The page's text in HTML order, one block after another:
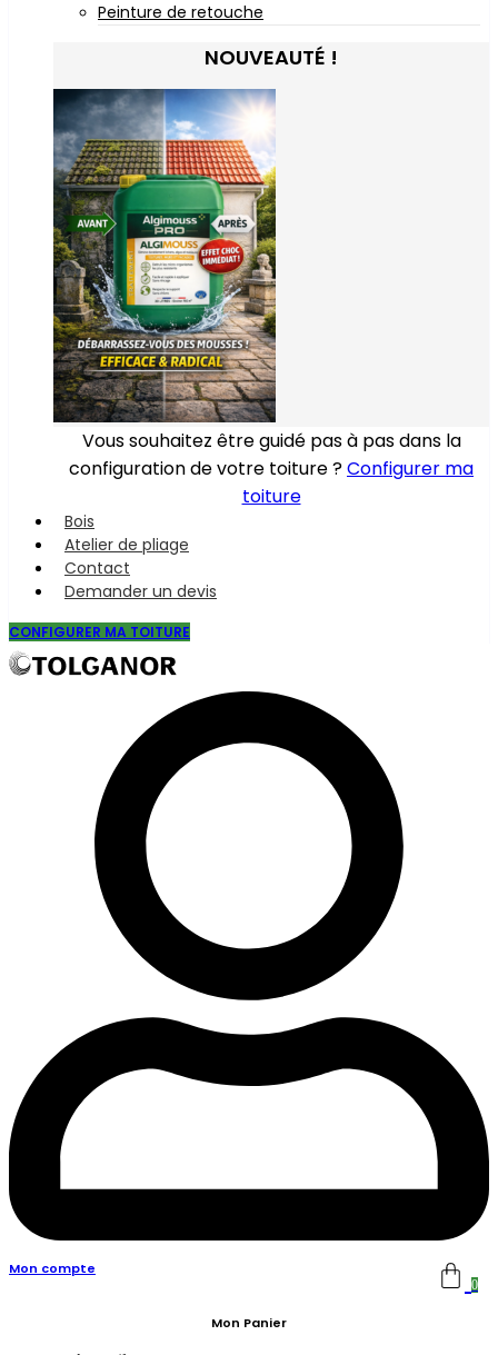
Peinture de retouche
NOUVEAUTÉ !
Vous souhaitez être guidé pas à pas dans la
configuration de votre toiture ?Configurer ma
toiture
Bois
Atelier de pliage
Contact
Demander un devis
CONFIGURER MA TOITURE
Mon compte
0
Mon Panier